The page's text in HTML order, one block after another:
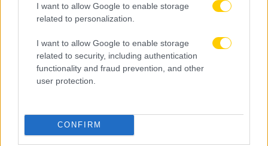
I want to allow Google to enable storage
related to personalization.
I want to allow Google to enable storage
related to security, including authentication
functionality and fraud prevention, and other
user protection.
CONFIRM